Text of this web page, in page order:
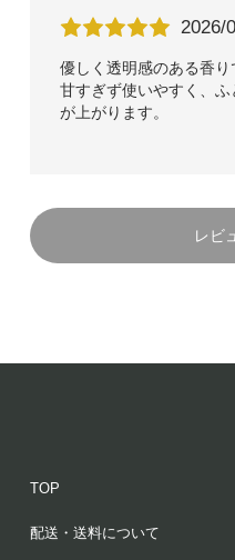
2026/
優しく透明感のある香り
甘すぎず使いやすく、
が上がります。
レビ
TOP
配送・送料について